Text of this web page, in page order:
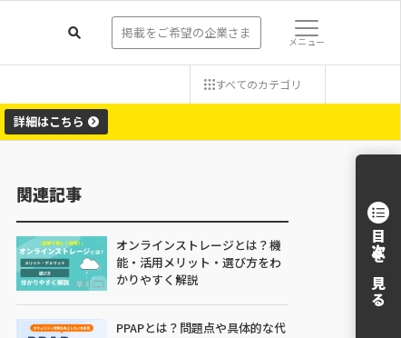
掲載をご希望の企業さま メニュー
すべてのカテゴリ
詳細はこちら
目次を見る
関連記事
オンラインストレージとは？機
能・活用メリット・選び方をわ
かりやすく解説
PPAPとは？問題点や具体的な代